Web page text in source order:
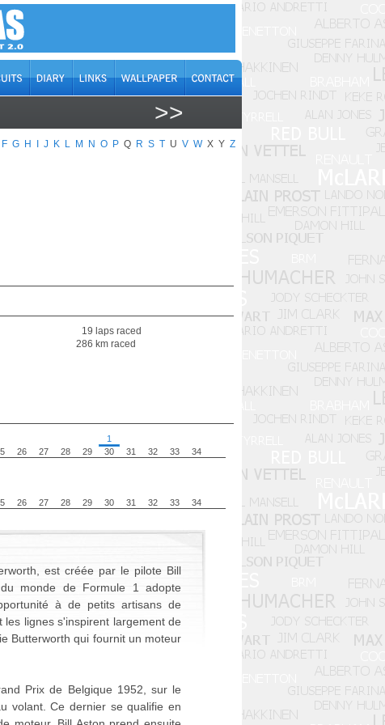
>>
F G H J K L M N O P Q R S T U V W X Y Z
19 laps raced
286 km raced
26 27 28 29
1
30
31 32 33 34
26 27 28 29 30 31 32 33 34
est créée par le pilote Bill
monde de Formule 1 adopte
à de petits artisans de
lignes s'inspirent largement de
Butterworth qui fournit un moteur
Prix de Belgique 1952, sur le
volant. Ce dernier se qualifie en